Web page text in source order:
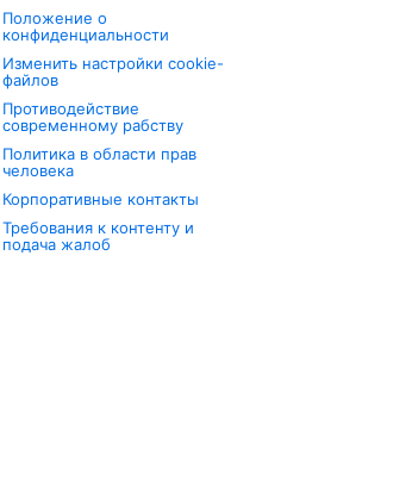
Положение о
конфиденциальности
Изменить настройки cookie-
файлов
Противодействие
современному рабству
Политика в области прав
человека
Корпоративные контакты
Требования к контенту и
подача жалоб